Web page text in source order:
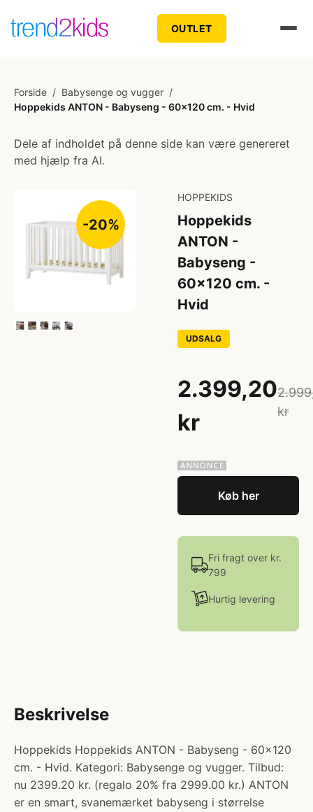
OUTLET
Forside / Babysenge og vugger /
Hoppekids ANTON - Babyseng - 60x120 cm. - Hvid
Dele af indholdet på denne side kan være genereret
med hjælp fra AI.
-20%
HOPPEKIDS
Hoppekids
ANTON -
Babyseng -
60x120 cm. -
Hvid
UDSALG
2.399,20
kr
kr
Køb her
Fri fragt over kr.
799
Hurtig levering
Beskrivelse
Hoppekids Hoppekids ANTON - Babyseng - 60x120
cm. - Hvid. Kategori: Babysenge og vugger. Tilbud:
nu 2399.20 kr. (regalo 20% fra 2999.00 kr.) ANTON
er en smart, svanemærket babyseng i størrelse